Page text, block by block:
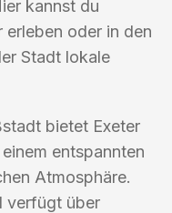
kannst du
erleben oder in den
Stadt lokale
bietet Exeter
entspannten
Atmosphäre.
verfügt über